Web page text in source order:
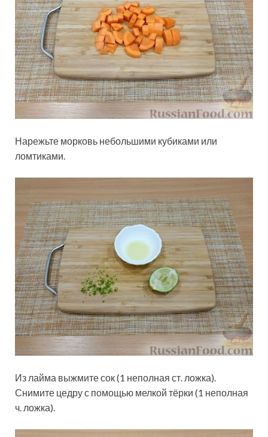
Нарежьте морковь небольшими кубиками или
ломтиками.
Из лайма выжмите сок (1 неполная ст. ложка).
Снимите цедру с помощью мелкой тёрки (1 неполная
ч. ложка).